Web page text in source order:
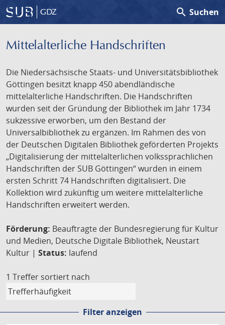
GDZ search Suchen
Mittelalterliche Handschriften
Die Niedersächsische Staats- und Universitätsbibliothek
Göttingen besitzt knapp 450 abendländische
mittelalterliche Handschriften. Die Handschriften
wurden seit der Gründung der Bibliothek im Jahr 1734
sukzessive erworben, um den Bestand der
Universalbibliothek zu ergänzen. Im Rahmen des von
der Deutschen Digitalen Bibliothek geförderten Projekts
„Digitalisierung der mittelalterlichen volkssprachlichen
Handschriften der SUB Göttingen“ wurden in einem
ersten Schritt 74 Handschriften digitalisiert. Die
Kollektion wird zukünftig um weitere mittelalterliche
Handschriften erweitert werden.
Förderung: Beauftragte der Bundesregierung für Kultur
und Medien, Deutsche Digitale Bibliothek, Neustart
Kultur | Status: laufend
1 Treffer sortiert nach
Filter anzeigen